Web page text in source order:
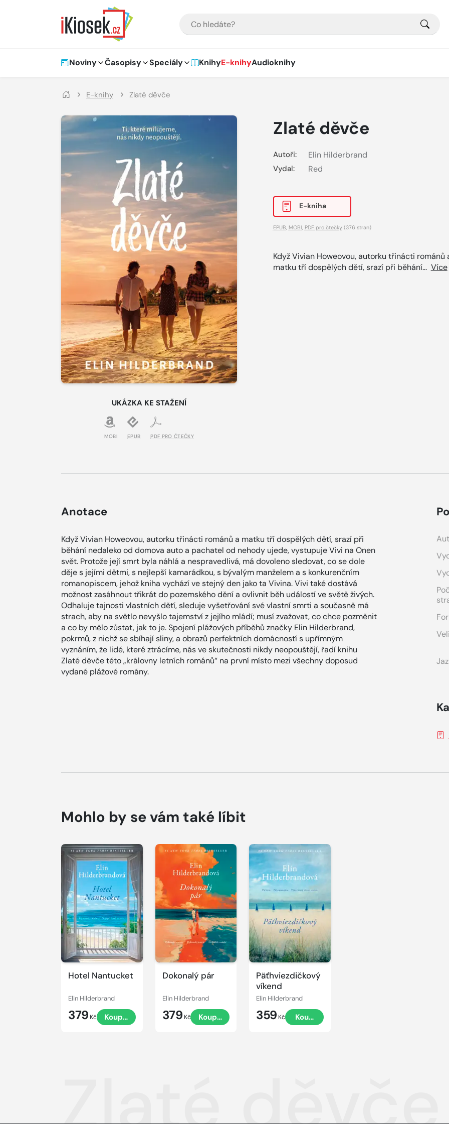
Hlavní navigace
Noviny Časopisy Speciály KnihyE-knihyAudioknihy
E-knihy Zlaté děvče
UKÁZKA KE STAŽENÍ
MOBI EPUB PDF PRO ČTEČKY
Zlaté děvče
Autoři: Elin Hilderbrand
Vydal: Red
E-kniha
EPUB MOBI PDF pro čtečky(376 stran)
Když Vivian Howeovou, autorku třinácti románů
matku tří dospělých dětí, srazí při běhání... Více
Anotace
Když Vivian Howeovou, autorku třinácti románů a matku tří dospělých dětí, srazí při
běhání nedaleko od domova auto a pachatel od nehody ujede, vystupuje Vivi na Onen
svět. Protože její smrt byla náhlá a nespravedlivá, má dovoleno sledovat, co se dole
děje s jejími dětmi, s nejlepší kamarádkou, s bývalým manželem a s konkurenčním
romanopiscem, jehož kniha vychází ve stejný den jako ta Vivina. Vivi také dostává
možnost zasáhnout třikrát do pozemského dění a ovlivnit běh událostí ve světě živých.
Odhaluje tajnosti vlastních dětí, sleduje vyšetřování své vlastní smrti a současně má
strach, aby na světlo nevyšlo tajemství z jejího mládí; musí zvažovat, co chce pozměnit
a co by mělo zůstat, jak to je. Spojení plážových příběhů značky Elin Hilderbrand,
pokrmů, z nichž se sbíhají sliny, a obrazů perfektních domácností s upřímným
vyznáním, že lidé, které ztrácíme, nás ve skutečnosti nikdy neopouštějí, řadí knihu
Zlaté děvče této „královny letních románů“ na první místo mezi všechny doposud
vydané plážové romány.
Mohlo by se vám také líbit
Hotel Nantucket
Elin Hilderbrand
379 Kč Koupit
Dokonalý pár
Elin Hilderbrand
379 Kč Koupit
Päťhviezdičkový
víkend
Elin Hilderbrand
359 Kč Koupit
Zlaté děvče